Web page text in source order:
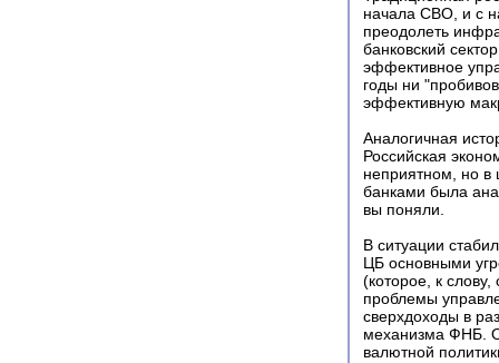
начала СВО, и с
преодолеть
банковский
эффективное
годы ни
эффективную
Аналогичная
Российская
неприятном, но в
банками была
вы поняли.
В ситуации
ЦБ основными
(которое, к
проблемы
сверхдоходы в
механизма ФНБ.
валютной